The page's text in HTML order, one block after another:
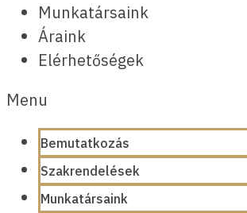
Munkatársaink
Áraink
Elérhetőségek
Menu
Bemutatkozás
Szakrendelések
Munkatársaink